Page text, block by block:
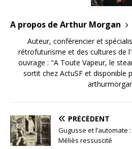
A propos de Arthur Morgan
Auteur, conférencier et
rétrofuturisme et des cultures de
ouvrage : "A Toute Vapeur, le
sortit chez ActuSF et disponible
PRÉCÉDENT
Gugusse et l’automate
Méliès ressuscité